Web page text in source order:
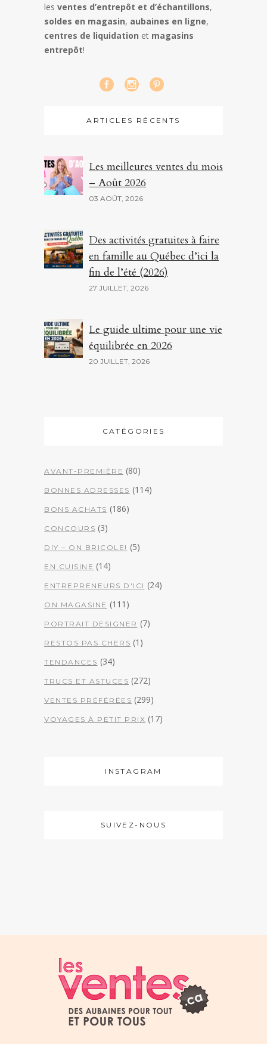
les ventes d’entrepôt et d’échantillons,
soldes en magasin, aubaines en ligne,
centres de liquidation et magasins
entrepôt!
ARTICLES RÉCENTS
Les meilleures ventes du mois
– Août 2026
03 AOÛT, 2026
Des activités gratuites à faire
en famille au Québec d’ici la
fin de l’été (2026)
27 JUILLET, 2026
Le guide ultime pour une vie
équilibrée en 2026
20 JUILLET, 2026
CATÉGORIES
AVANT-PREMIÈRE (80)
BONNES ADRESSES (114)
BONS ACHATS (186)
CONCOURS (3)
DIY – ON BRICOLE! (5)
EN CUISINE (14)
ENTREPRENEURS D'ICI (24)
ON MAGASINE (111)
PORTRAIT DESIGNER (7)
RESTOS PAS CHERS (1)
TENDANCES (34)
TRUCS ET ASTUCES (272)
VENTES PRÉFÉRÉES (299)
VOYAGES À PETIT PRIX (17)
INSTAGRAM
SUIVEZ-NOUS